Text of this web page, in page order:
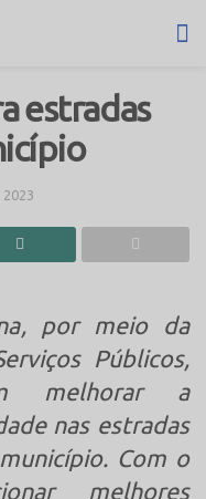
estradas
por meio da
Públicos,
melhorar a
nas estradas
Com o
melhores